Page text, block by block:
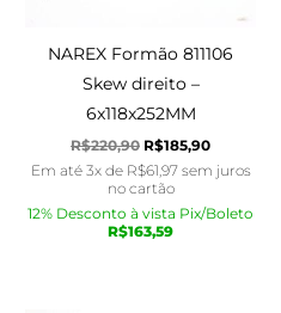
NAREX Formão 811106
Skew direito –
6x118x252MM
R$220,90 R$185,90
Em até 3x de R$61,97 sem juros
no cartão
12% Desconto à vista Pix/Boleto
R$163,59